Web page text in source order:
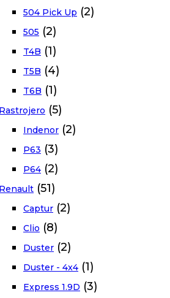
504 Pick Up (2)
505 (2)
T4B (1)
T5B (4)
T6B (1)
Rastrojero (5)
Indenor (2)
P63 (3)
P64 (2)
Renault (51)
Captur (2)
Clio (8)
Duster (2)
Duster - 4x4 (1)
Express 1.9D (3)